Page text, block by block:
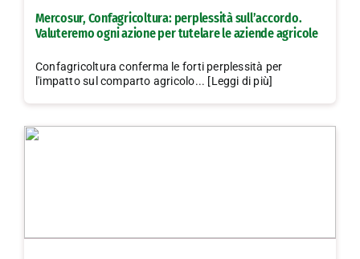
Mercosur, Confagricoltura: perplessità sull’accordo.
Valuteremo ogni azione per tutelare le aziende agricole
Confagricoltura conferma le forti perplessità per
l'impatto sul comparto agricolo... [Leggi di più]